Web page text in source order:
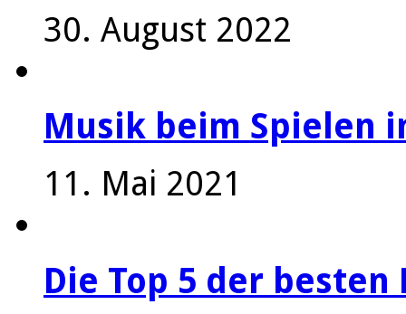
30. August 2022
Musik beim Spielen
11. Mai 2021
Die Top 5 der besten